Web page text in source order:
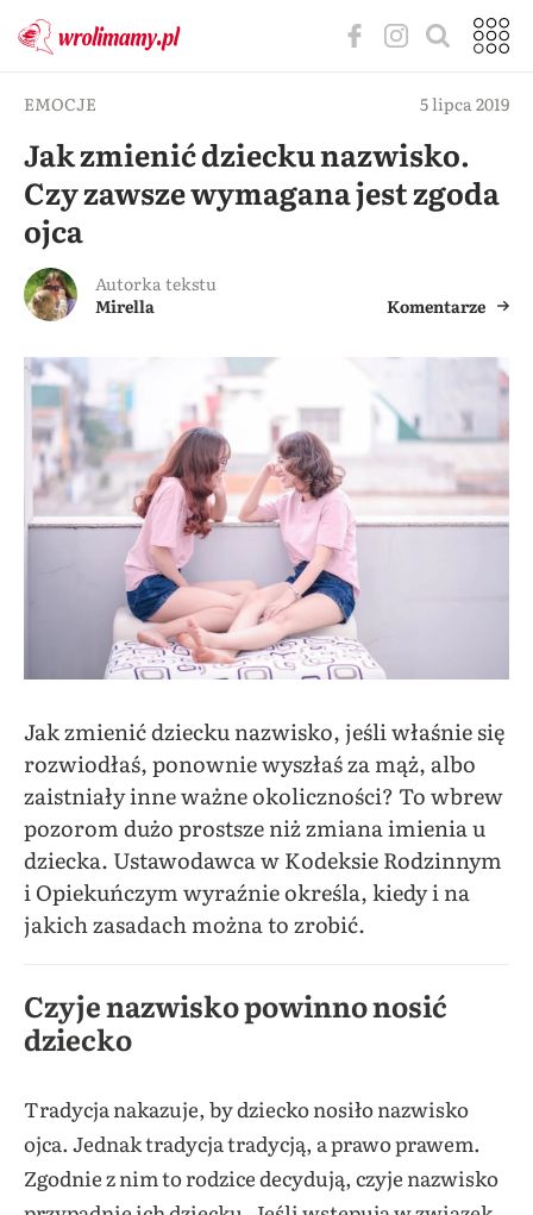
EMOCJE 5 lipca 2019
Jak zmienić dziecku nazwisko.
Czy zawsze wymagana jest zgoda
ojca
Autorka tekstu
Mirella
Komentarze
Jak zmienić dziecku nazwisko, jeśli właśnie się
rozwiodłaś, ponownie wyszłaś za mąż, albo
zaistniały inne ważne okoliczności? To wbrew
pozorom dużo prostsze niż zmiana imienia u
dziecka. Ustawodawca w Kodeksie Rodzinnym
i Opiekuńczym wyraźnie określa, kiedy i na
jakich zasadach można to zrobić.
Czyje nazwisko powinno nosić
dziecko
Tradycja nakazuje, by dziecko nosiło nazwisko
ojca. Jednak tradycja tradycją, a prawo prawem.
Zgodnie z nim to rodzice decydują, czyje nazwisko